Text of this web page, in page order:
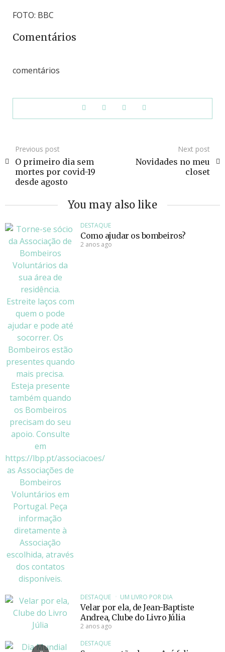
FOTO: BBC
Comentários
comentários
Previous post
O primeiro dia sem
mortes por covid-19
desde agosto
Next post
Novidades no meu
closet
You may also like
DESTAQUE
Como ajudar os bombeiros?
2 anos ago
DESTAQUE UM LIVRO POR DIA
Velar por ela, de Jean-Baptiste
Andrea, Clube do Livro Júlia
2 anos ago
DESTAQUE